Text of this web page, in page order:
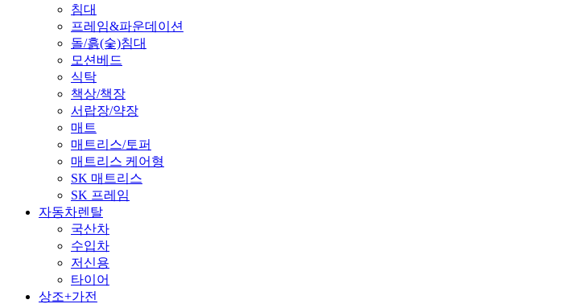
침대
프레임&파운데이션
돌/흙(숯)침대
모션베드
식탁
책상/책장
서랍장/약장
매트
매트리스/토퍼
매트리스 케어형
SK 매트리스
SK 프레임
자동차렌탈
국산차
수입차
저신용
타이어
상조+가전